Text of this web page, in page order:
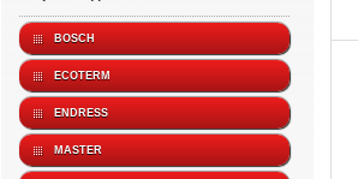
BOSCH
ECOTERM
ENDRESS
MASTER